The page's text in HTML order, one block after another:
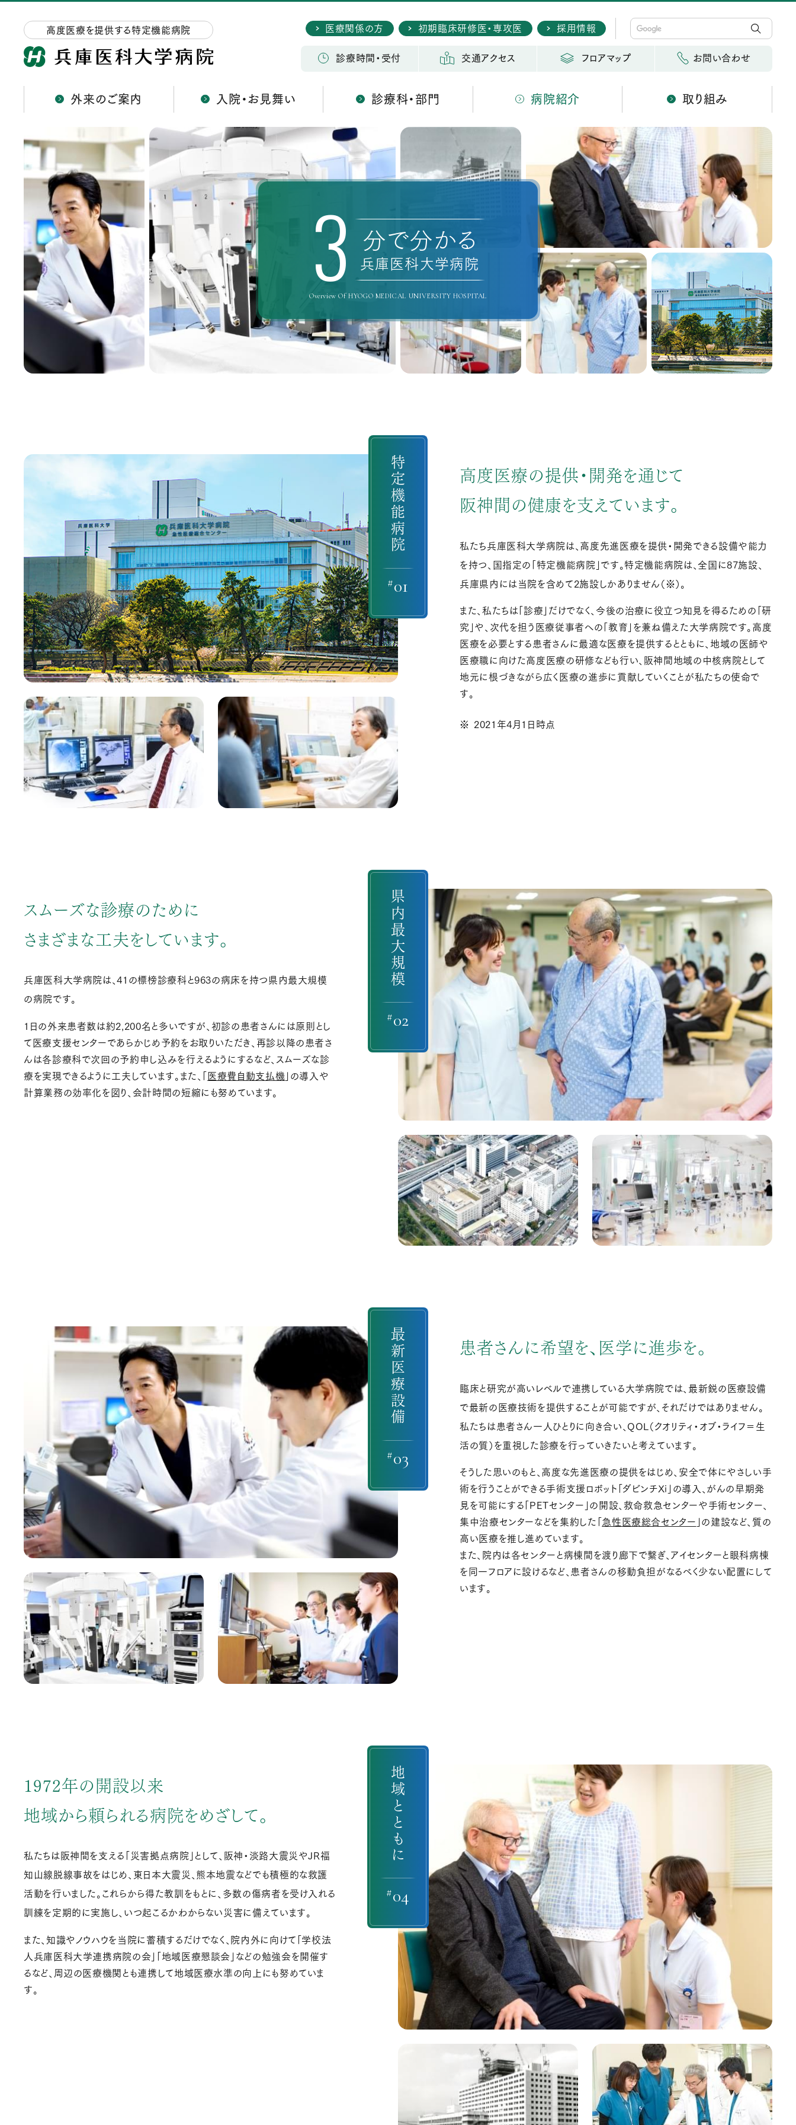
高度医療を提供する特定機能病院 医療関係の方 初期臨床研修医・専攻医 採用情報
検 索
診療時間・受付 交通アクセス フロアマップ お問い合わせ
外来のご案内 入院・お見舞い 診療科・部門 病院紹介 取り組み
3 分で分かる
兵庫医科大学病院
Overview Of HYOGO MEDICAL UNIVERSITY HOSPITAL
特定機能病院
#01
高度医療の提供・開発を通じて
阪神間の健康を支えています。
私たち兵庫医科大学病院は、高度先進医療を提供・開発できる設備や能力
を持つ、国指定の「特定機能病院」です。特定機能病院は、全国に87施設、
兵庫県内には当院を含めて2施設しかありません（※）。
また、私たちは「診療」だけでなく、今後の治療に役立つ知見を得るための「研
究」や、次代を担う医療従事者への「教育」を兼ね備えた大学病院です。高度
医療を必要とする患者さんに最適な医療を提供するとともに、地域の医師や
医療職に向けた高度医療の研修なども行い、阪神間地域の中核病院として
地元に根づきながら広く医療の進歩に貢献していくことが私たちの使命で
す。
2021年4月1日時点
県内最大規模
#02
スムーズな診療のために
さまざまな工夫をしています。
兵庫医科大学病院は、41の標榜診療科と963の病床を持つ県内最大規模
の病院です。
1日の外来患者数は約2,200名と多いですが、初診の患者さんには原則とし
て医療支援センターであらかじめ予約をお取りいただき、再診以降の患者さ
んは各診療科で次回の予約申し込みを行えるようにするなど、スムーズな診
療を実現できるように工夫しています。また、「
医療費自動支払機 」の導入や
計算業務の効率化を図り、会計時間の短縮にも努めています。
最新医療設備
#03
患者さんに希望を、医学に進歩を。
臨床と研究が高いレベルで連携している大学病院では、最新鋭の医療設備
で最新の医療技術を提供することが可能ですが、それだけではありません。
私たちは患者さん一人ひとりに向き合い、QOL（クオリティ・オブ・ライフ＝生
活の質）を重視した診療を行っていきたいと考えています。
そうした思いのもと、高度な先進医療の提供をはじめ、安全で体にやさしい手
術を行うことができる手術支援ロボット「ダビンチXi」の導入、がんの早期発
見を可能にする「PETセンター」の開設、救命救急センターや手術センター、
集中治療センターなどを集約した「 急性医療総合センター
」の建設など、質の
高い医療を推し進めています。
また、院内は各センターと病棟間を渡り廊下で繋ぎ、アイセンターと眼科病棟
を同一フロアに設けるなど、患者さんの移動負担がなるべく少ない配置にして
います。
地域とともに
#04
1972年の開設以来
地域から頼られる病院をめざして。
私たちは阪神間を支える「災害拠点病院」として、阪神・淡路大震災やJR福
知山線脱線事故をはじめ、東日本大震災、熊本地震などでも積極的な救護
活動を行いました。これらから得た教訓をもとに、多数の傷病者を受け入れる
訓練を定期的に実施し、いつ起こるかわからない災害に備えています。
また、知識やノウハウを当院に蓄積するだけでなく、院内外に向けて「学校法
人兵庫医科大学連携病院の会」「地域医療懇談会」などの勉強会を開催す
るなど、周辺の医療機関とも連携して地域医療水準の向上にも努めていま
す。